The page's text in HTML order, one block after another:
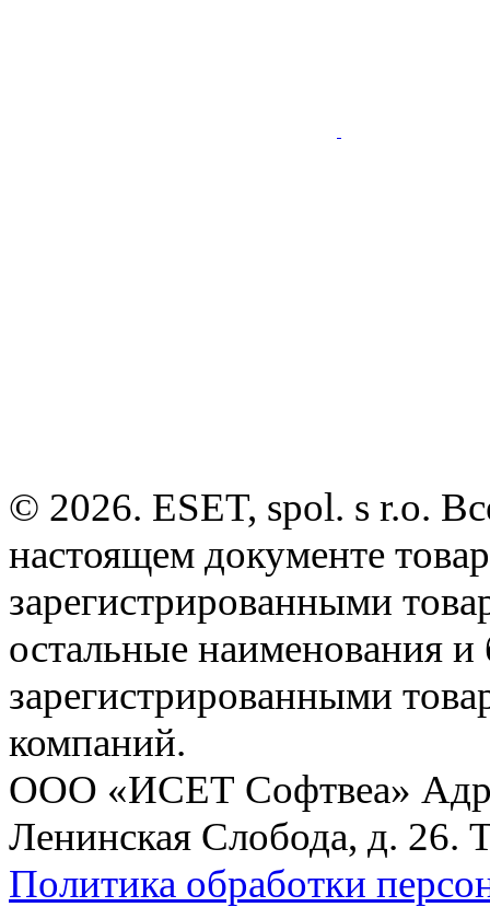
© 2026. ESET, spol. s r.o.
настоящем документе
зарегистрированными
остальные наименования
зарегистрированными
компаний.
ООО «ИСЕТ Софтвеа»
Ленинская Слобода, д. 26.
Политика обработки